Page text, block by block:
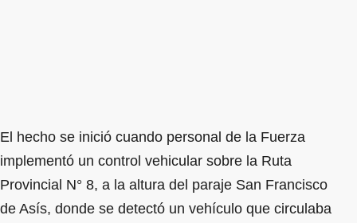
El hecho se inició cuando personal de la Fuerza
implementó un control vehicular sobre la Ruta
Provincial N° 8, a la altura del paraje San Francisco
de Asís, donde se detectó un vehículo que circulaba